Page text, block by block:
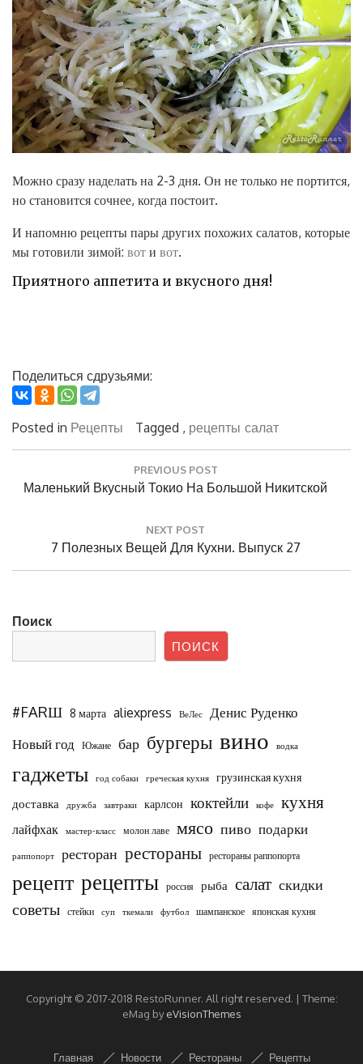
Можно сразу наделать на 2-3 дня. Он не только не портится,
но становится сочнее, когда постоит.
И напомню рецепты пары других похожих салатов, которые
мы готовили зимой: вот и вот.
Приятного аппетита и вкусного дня!
Поделиться сдрузьями:
Posted in Рецепты Tagged , рецепты салат
записям
PREVIOUS POST
Previous
Маленький Вкусный Токио На Большой Никитской
NEXT POST
Next
Post:
7 Полезных Вещей Для Кухни. Выпуск 27
Поиск
ПОИСК
#FARШ 8 марта aliexpress ВеЛес Денис Руденко
Новый год Южане бар бургеры вино водка
гаджеты год собаки греческая кухня грузинская кухня
доставка дружба завтраки карлсон коктейли кофе кухня
лайфхак мастер-класс молон лаве мясо пиво подарки
раппопорт ресторан рестораны рестораны раппопорта
рецепт рецепты россия рыба салат скидки
советы стейки суп ткемали футбол шампанское японская кухня
Copyright © 2017-2018 RestoRunner. All right reserved. | Theme:
eMag byeVisionThemes
Главная Новости Рестораны Рецепты